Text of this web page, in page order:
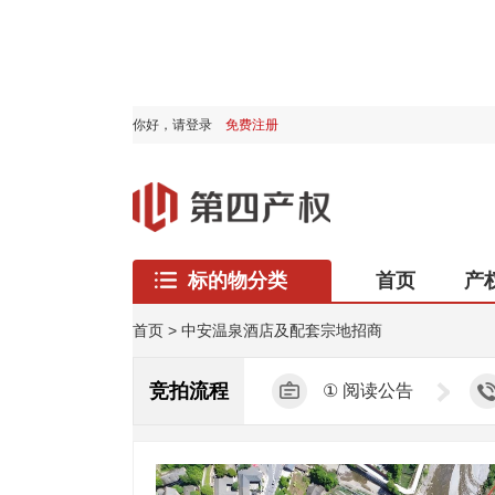
你好， 请登录 免费注册
标的物分类 首页
产
西藏专区
首页 > 中安温泉酒店及配套宗地招商
竞拍流程 ① 阅读公告